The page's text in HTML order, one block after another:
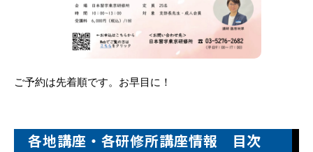
ご予約は先着順です。お早目に！
各地講座・各研修所講座情報 目次